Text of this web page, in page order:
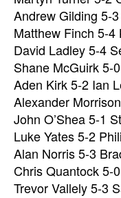
Andrew Gilding 5-
Matthew Finch 5-4
David Ladley 5-4
Shane McGuirk 5-
Aden Kirk 5-2 Ian
Alexander
John O’Shea 5-1
Luke Yates 5-2
Alan Norris 5-3
Chris Quantock 5-
Trevor Vallely 5-3